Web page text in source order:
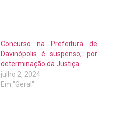
Concurso na Prefeitura de
Davinópolis é suspenso, por
determinação da Justiça
julho 2, 2024
Em "Geral"